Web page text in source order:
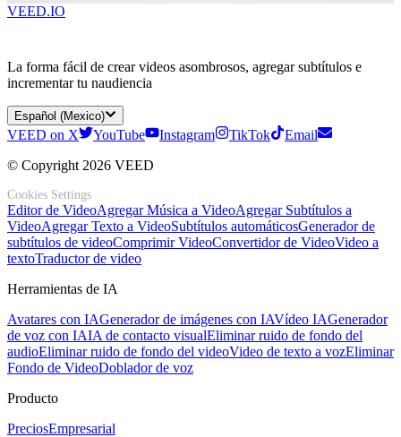
VEED.IO
La forma fácil de crear videos asombrosos, agregar subtítulos e
incrementar tu naudiencia
Español (Mexico)
VEED on X YouTube Instagram TikTok
Email
© Copyright 2026 VEED
Cookies Settings
Editor de VideoAgregar Música a VideoAgregar Subtítulos a
VideoAgregar Texto a VideoSubtítulos automáticosGenerador de
subtítulos de videoComprimir VideoConvertidor de VideoVideo a
textoTraductor de video
Herramientas de IA
Avatares con IAGenerador de imágenes con IAVídeo IAGenerador
de voz con IAIA de contacto visualEliminar ruido de fondo del
audioEliminar ruido de fondo del videoVideo de texto a vozEliminar
Fondo de VideoDoblador de voz
Producto
PreciosEmpresarial